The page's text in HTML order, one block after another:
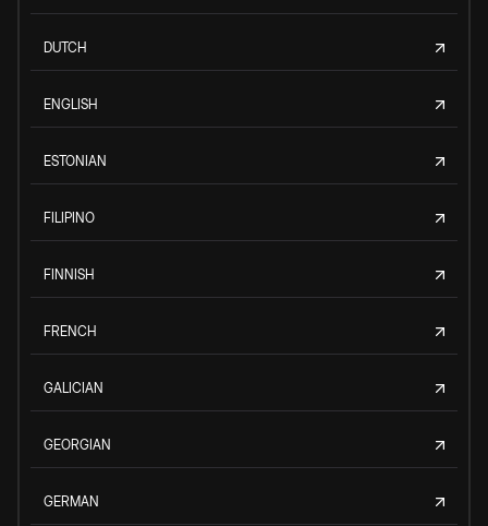
DUTCH
ENGLISH
ESTONIAN
FILIPINO
FINNISH
FRENCH
GALICIAN
GEORGIAN
GERMAN